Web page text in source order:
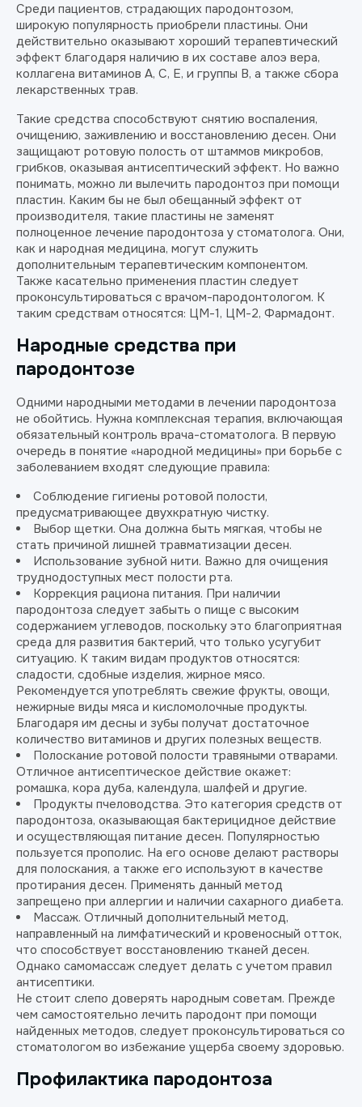
Среди пациентов, страдающих пародонтозом,
широкую популярность приобрели пластины. Они
действительно оказывают хороший терапевтический
эффект благодаря наличию в их составе алоэ вера,
коллагена витаминов А, С, Е, и группы В, а также сбора
лекарственных трав.
Такие средства способствуют снятию воспаления,
очищению, заживлению и восстановлению десен. Они
защищают ротовую полость от штаммов микробов,
грибков, оказывая антисептический эффект. Но важно
понимать, можно ли вылечить пародонтоз при помощи
пластин. Каким бы не был обещанный эффект от
производителя, такие пластины не заменят
полноценное лечение пародонтоза у стоматолога. Они,
как и народная медицина, могут служить
дополнительным терапевтическим компонентом.
Также касательно применения пластин следует
проконсультироваться с врачом-пародонтологом. К
таким средствам относятся: ЦМ-1, ЦМ-2, Фармадонт.
Народные средства при
пародонтозе
Одними народными методами в лечении пародонтоза
не обойтись. Нужна комплексная терапия, включающая
обязательный контроль врача-стоматолога. В первую
очередь в понятие «народной медицины» при борьбе с
заболеванием входят следующие правила:
Соблюдение гигиены ротовой полости,
предусматривающее двухкратную чистку.
Выбор щетки. Она должна быть мягкая, чтобы не
стать причиной лишней травматизации десен.
Использование зубной нити. Важно для очищения
труднодоступных мест полости рта.
Коррекция рациона питания. При наличии
пародонтоза следует забыть о пище с высоким
содержанием углеводов, поскольку это благоприятная
среда для развития бактерий, что только усугубит
ситуацию. К таким видам продуктов относятся:
сладости, сдобные изделия, жирное мясо.
Рекомендуется употреблять свежие фрукты, овощи,
нежирные виды мяса и кисломолочные продукты.
Благодаря им десны и зубы получат достаточное
количество витаминов и других полезных веществ.
Полоскание ротовой полости травяными отварами.
Отличное антисептическое действие окажет:
ромашка, кора дуба, календула, шалфей и другие.
Продукты пчеловодства. Это категория средств от
пародонтоза, оказывающая бактерицидное действие
и осуществляющая питание десен. Популярностью
пользуется прополис. На его основе делают растворы
для полоскания, а также его используют в качестве
протирания десен. Применять данный метод
запрещено при аллергии и наличии сахарного диабета.
Массаж. Отличный дополнительный метод,
направленный на лимфатический и кровеносный отток,
что способствует восстановлению тканей десен.
Однако самомассаж следует делать с учетом правил
антисептики.
Не стоит слепо доверять народным советам. Прежде
чем самостоятельно лечить пародонт при помощи
найденных методов, следует проконсультироваться со
стоматологом во избежание ущерба своему здоровью.
Профилактика пародонтоза